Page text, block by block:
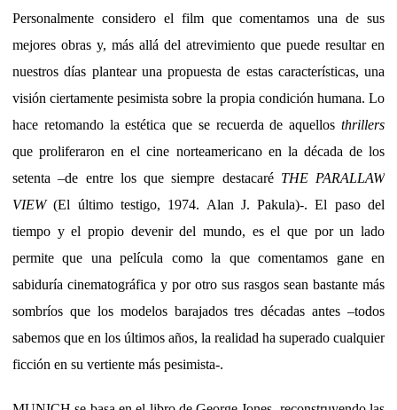
Personalmente considero el film que comentamos una de sus
mejores obras y, más allá del atrevimiento que puede resultar en
nuestros días plantear una propuesta de estas características, una
visión ciertamente pesimista sobre la propia condición humana. Lo
hace retomando la estética que se recuerda de aquellos thrillers
que proliferaron en el cine norteamericano en la década de los
setenta –de entre los que siempre destacaré THE PARALLAW
VIEW(El último testigo, 1974. Alan J. Pakula)-. El paso del
tiempo y el propio devenir del mundo, es el que por un lado
permite que una película como la que comentamos gane en
sabiduría cinematográfica y por otro sus rasgos sean bastante más
sombríos que los modelos barajados tres décadas antes –todos
sabemos que en los últimos años, la realidad ha superado cualquier
ficción en su vertiente más pesimista-.